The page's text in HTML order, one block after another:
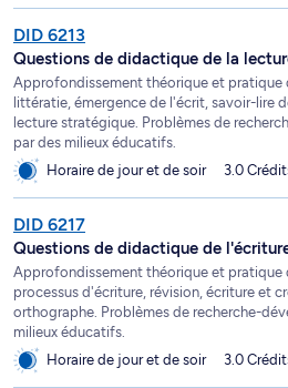
DID 6213
Questions de didactique de la
Approfondissement théorique et pratique
littératie, émergence de l'écrit, savoir-lire
lecture stratégique. Problèmes de
par des milieux éducatifs.
Horaire de jour et de soir
3.0
DID 6217
Questions de didactique de
Approfondissement théorique et pratique
processus d'écriture, révision, écriture et
orthographe. Problèmes de recherche-
milieux éducatifs.
Horaire de jour et de soir
3.0